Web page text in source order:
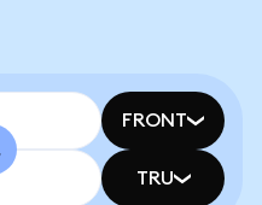
FRONT
TRU